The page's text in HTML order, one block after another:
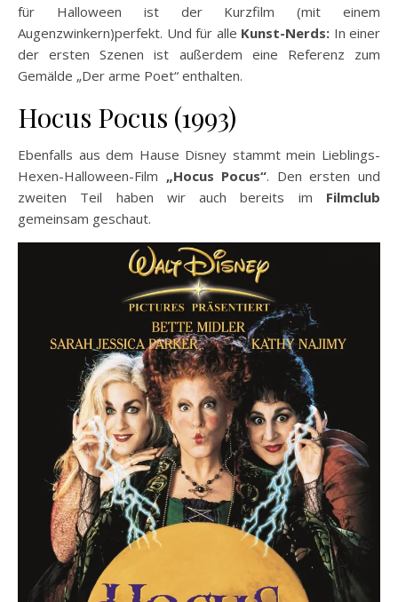
für Halloween ist der Kurzfilm (mit einem
Augenzwinkern)perfekt. Und für alle Kunst-Nerds: In einer
der ersten Szenen ist außerdem eine Referenz zum
Gemälde „Der arme Poet“ enthalten.
Hocus Pocus (1993)
Ebenfalls aus dem Hause Disney stammt mein Lieblings-
Hexen-Halloween-Film „Hocus Pocus“. Den ersten und
zweiten Teil haben wir auch bereits im Filmclub
gemeinsam geschaut.